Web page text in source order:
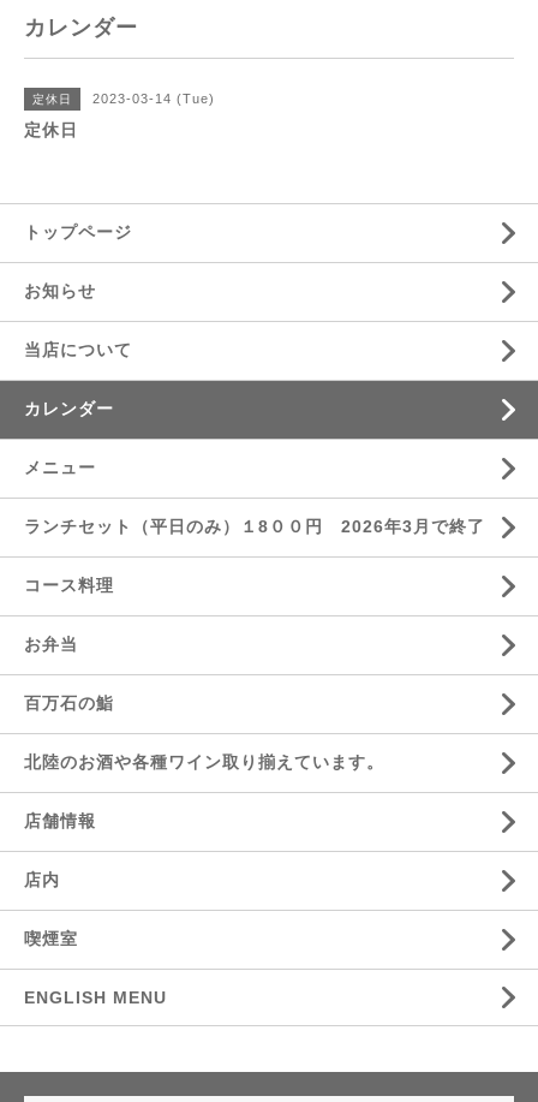
カレンダー
定休日 2023-03-14 (Tue)
定休日
トップページ
お知らせ
当店について
カレンダー
メニュー
ランチセット（平日のみ）１8００円 2026年3月で終了
コース料理
お弁当
百万石の鮨
北陸のお酒や各種ワイン取り揃えています。
店舗情報
店内
喫煙室
ENGLISH MENU